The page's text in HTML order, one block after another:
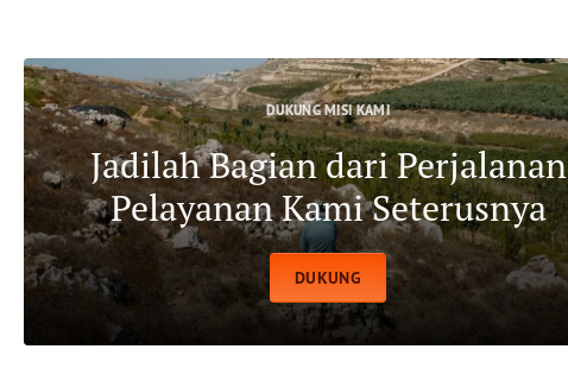
DUKUNG MISI KAMI
Jadilah Bagian dari Perjalanan
Pelayanan Kami Seterusnya
DUKUNG